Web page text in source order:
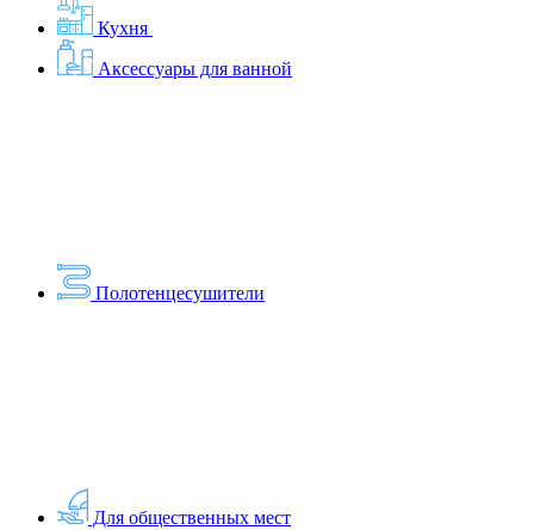
Кухня
Аксессуары для ванной
Полотенцесушители
Для общественных мест